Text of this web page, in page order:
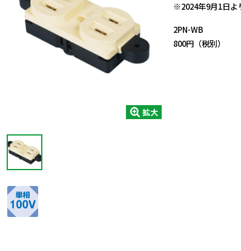
拡大
※2024年9月1日よ
2PN-WB
800円（税別）